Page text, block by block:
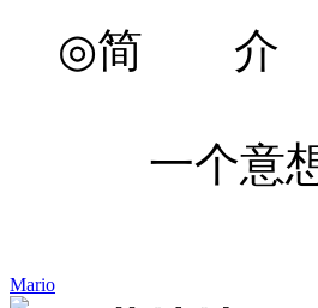
Mario
◎简 介
一个意想